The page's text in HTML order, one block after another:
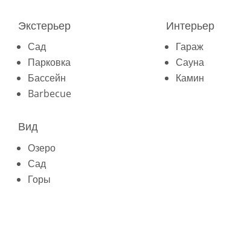
Экстерьер
Сад
Парковка
Бассейн
Barbecue
Интерьер
Гараж
Сауна
Камин
Вид
Озеро
Сад
Горы